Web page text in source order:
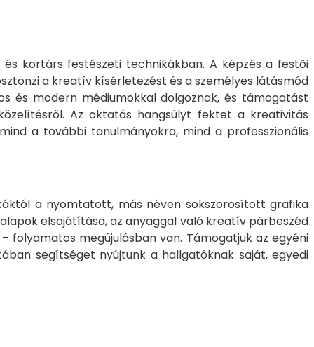
kortárs festészeti technikákban. A képzés a festői
a kreatív kísérletezést és a személyes látásmód
és modern médiumokkal dolgoznak, és támogatást
Az oktatás hangsúlyt fektet a kreativitás
a további tanulmányokra, mind a professzionális
a nyomtatott, más néven sokszorosított grafika
elsajátítása, az anyaggal való kreatív párbeszéd
folyamatos megújulásban van. Támogatjuk az egyéni
segítséget nyújtunk a hallgatóknak saját, egyedi